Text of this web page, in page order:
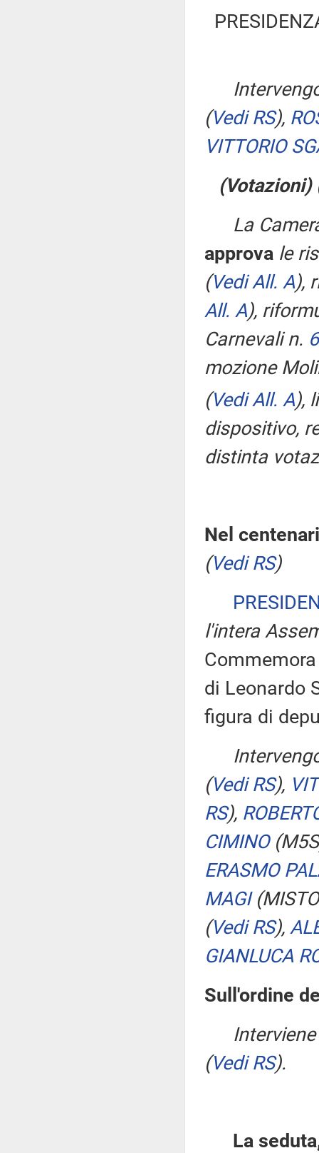
(Vedi RS),
VITTORIO
(Votazioni)
La
approva le
(Vedi All. A),
All. A),
Carnevali n.
mozione
(Vedi All. A),
dispositivo,
distinta
Nel
(Vedi RS)
l'intera
di Leonardo
figura di
(Vedi RS),
RS),
CIMINO
ERASMO
MAGI
(Vedi RS),
GIANLUCA
Sull'ordine
(Vedi RS).
La